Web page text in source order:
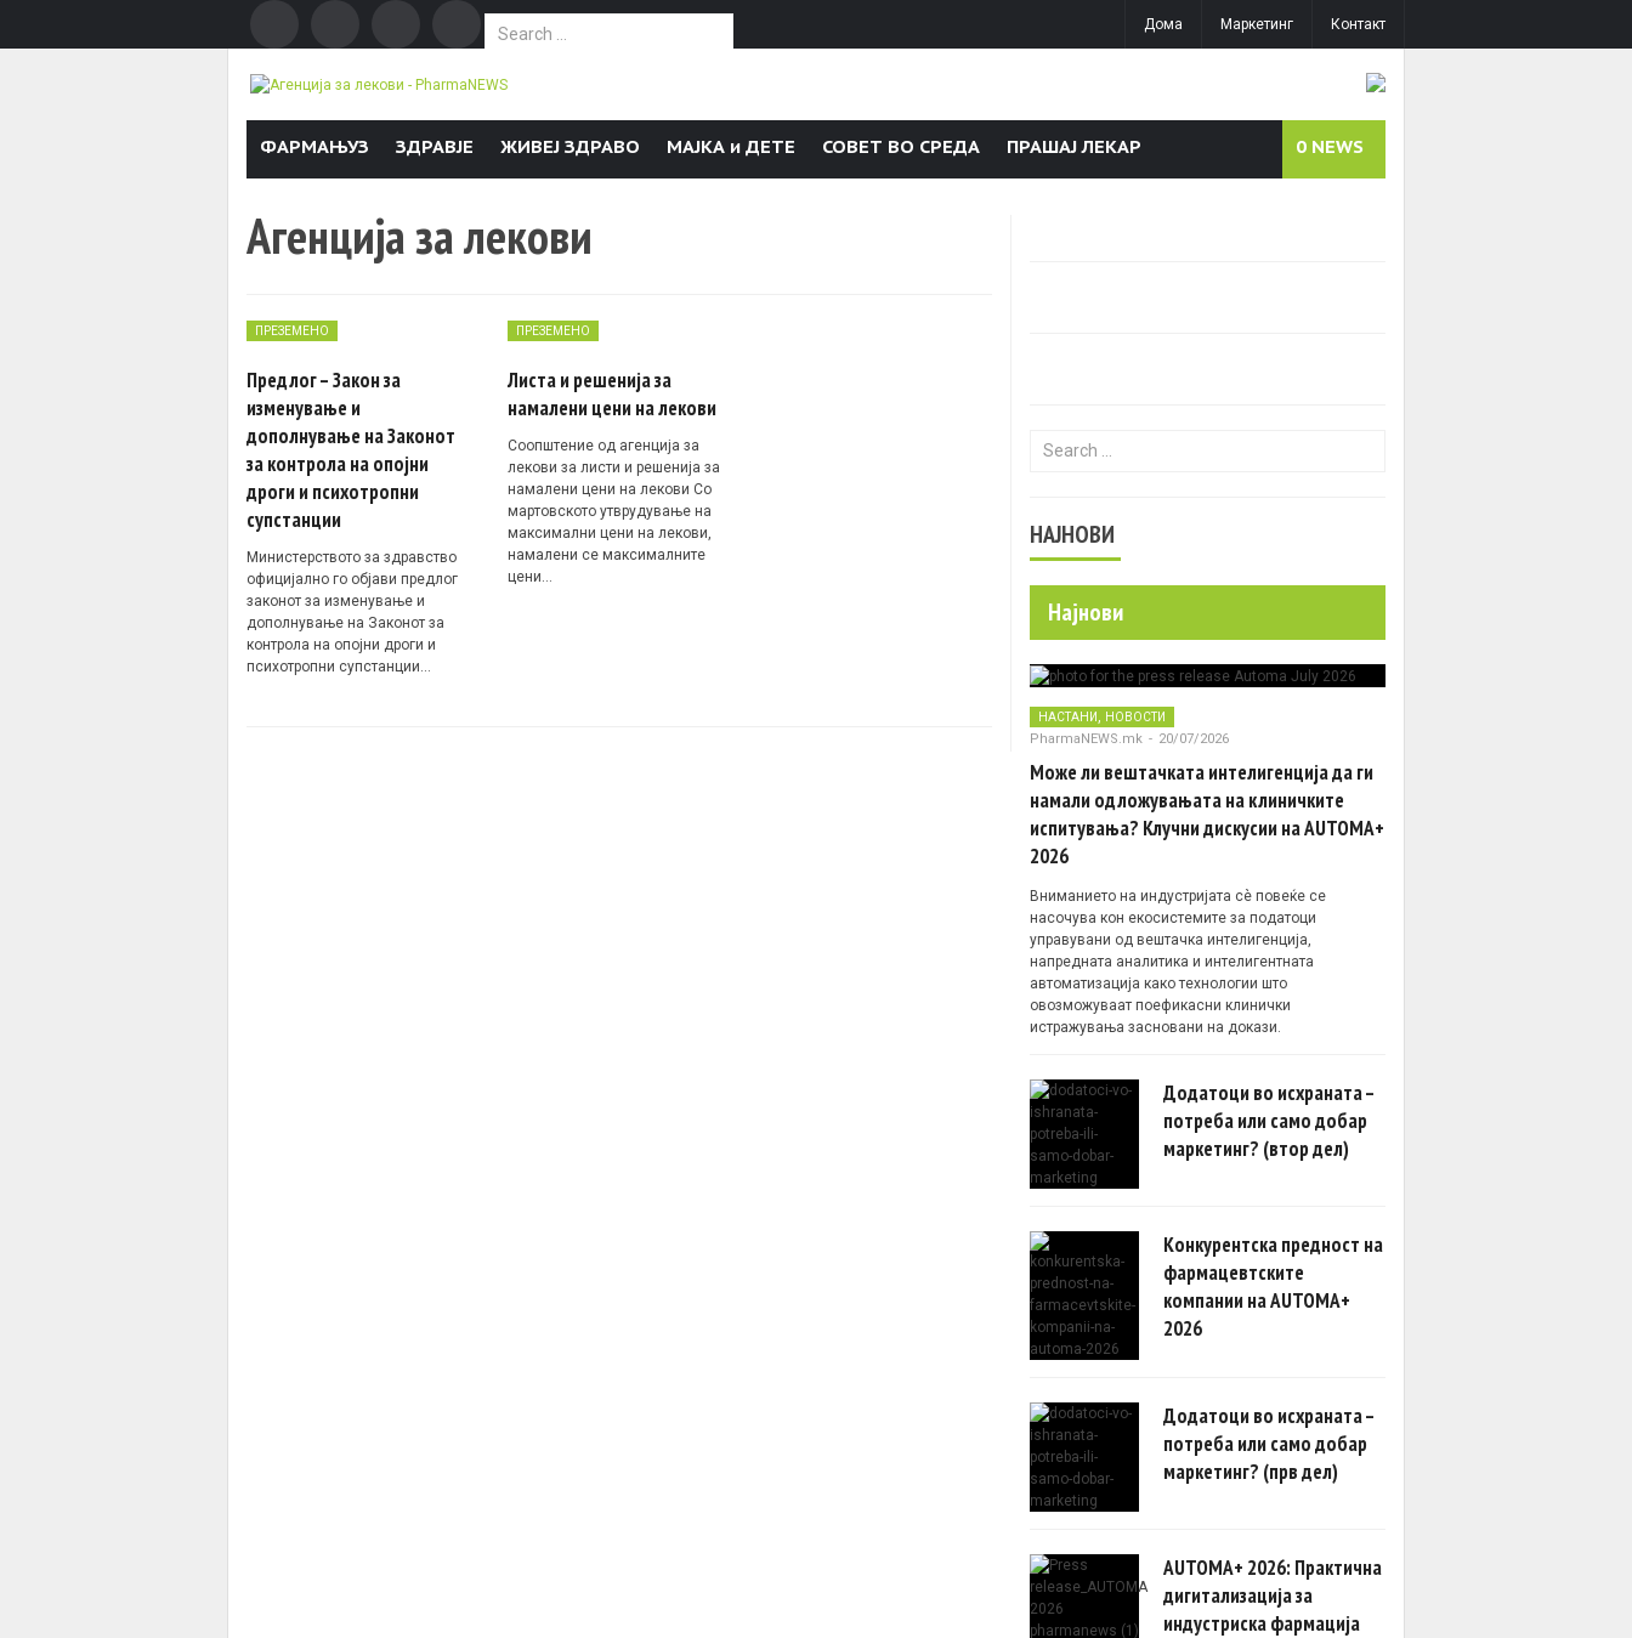
Search for:
Дома Маркетинг Контакт
ФАРМАЊУЗ ЗДРАВЈЕ ЖИВЕЈ ЗДРАВО МАЈКА и ДЕТЕ СОВЕТ ВО СРЕДА ПРАШАЈ ЛЕКАР 0 NEWS
Агенција за лекови
ПРЕЗЕМЕНО
Предлог – Закон за
изменување и
дополнување на Законот
за контрола на опојни
дроги и психотропни
супстанции
Министерството за здравство
официјално го објави предлог
законот за изменување и
дополнување на Законот за
контрола на опојни дроги и
психотропни супстанции…
ПРЕЗЕМЕНО
Листа и решенија за
намалени цени на лекови
Соопштение од агенција за
лекови за листи и решенија за
намалени цени на лекови Со
мартовското утврудување на
максимални цени на лекови,
намалени се максималните
цени…
Search for:
НАЈНОВИ
Најнови
НАСТАНИ НОВОСТИ
PharmaNEWS.mk - 20/07/2026
Може ли вештачката интелигенција да ги
намали одложувањата на клиничките
испитувања? Клучни дискусии на AUTOMA+
2026
Вниманието на индустријата сè повеќе се
насочува кон екосистемите за податоци
управувани од вештачка интелигенција,
напредната аналитика и интелигентната
автоматизација како технологии што
овозможуваат поефикасни клинички
истражувања засновани на докази.
Додатоци во исхраната –
потреба или само добар
маркетинг? (втор дел)
Конкурентска предност на
фармацевтските
компании на AUTOMA+
2026
Додатоци во исхраната –
потреба или само добар
маркетинг? (прв дел)
AUTOMA+ 2026: Практична
дигитализација за
индустриска фармација